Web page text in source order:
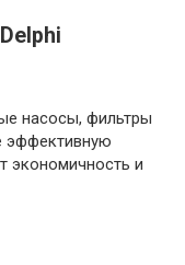
насосы, фильтры
эффективную
экономичность и